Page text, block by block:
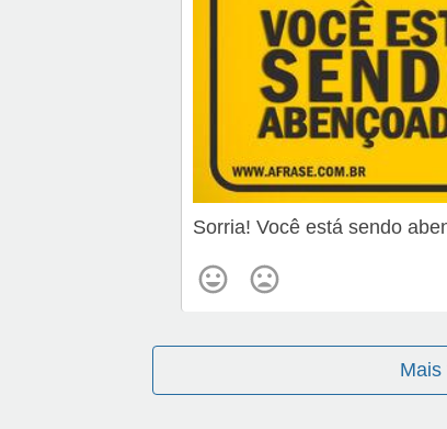
Sorria! Você está sendo
Mais